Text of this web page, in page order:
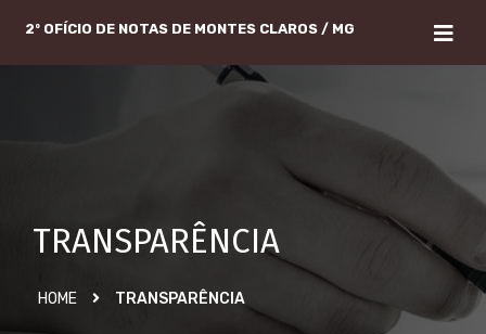
2º OFÍCIO DE NOTAS DE MONTES CLAROS / MG
TRANSPARÊNCIA
HOME TRANSPARÊNCIA